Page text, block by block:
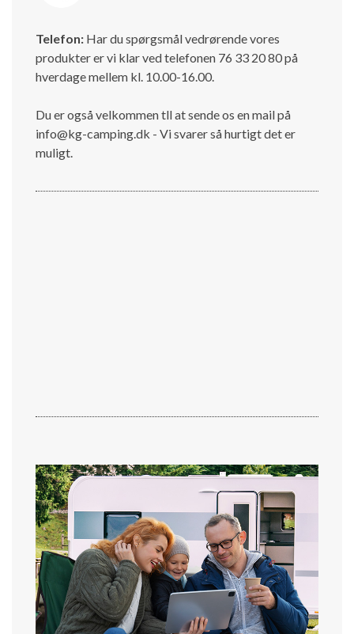
Telefon: Har du spørgsmål vedrørende vores
produkter er vi klar ved telefonen 76 33 20 80 på
hverdage mellem kl. 10.00-16.00.
Du er også velkommen tll at sende os en mail på
info@kg-camping.dk - Vi svarer så hurtigt det er
muligt.